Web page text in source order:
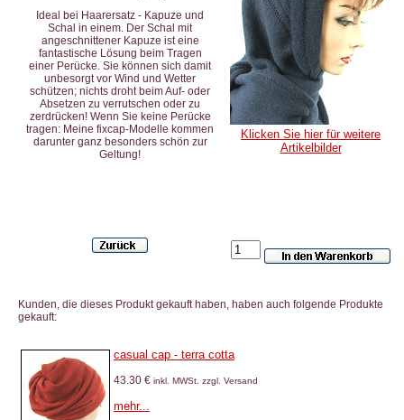
Ideal bei Haarersatz - Kapuze und
Schal in einem. Der Schal mit
angeschnittener Kapuze ist eine
fantastische Lösung beim Tragen
einer Perücke. Sie können sich damit
unbesorgt vor Wind und Wetter
schützen; nichts droht beim Auf- oder
Absetzen zu verrutschen oder zu
zerdrücken! Wenn Sie keine Perücke
tragen: Meine fixcap-Modelle kommen
darunter ganz besonders schön zur
Geltung!
Klicken Sie hier für weitere
Artikelbilder
Kunden, die dieses Produkt gekauft haben, haben auch folgende Produkte
gekauft:
casual cap - terra cotta
43.30 € inkl. MWSt. zzgl. Versand
mehr...